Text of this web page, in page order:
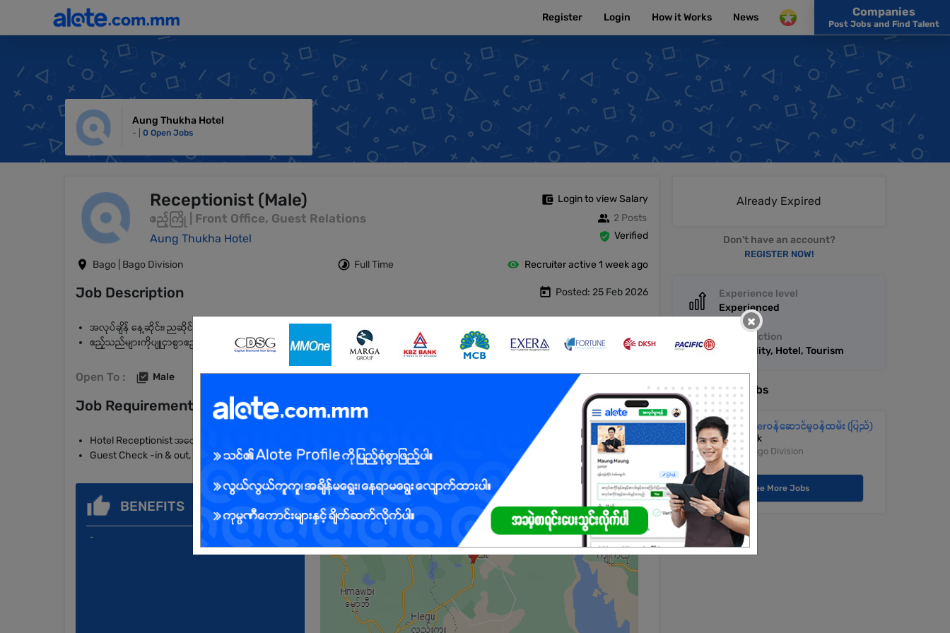
Register Login How it Works News Companies
Post Jobs and Find Talent
Aung Thukha Hotel
- | 0 Open Jobs
Receptionist (Male)
ဧည့်ကြို | Front Office, Guest Relations
Aung Thukha Hotel
Login to view Salary
2 Posts
Verified
Bago | Bago Division Full Time Recruiter active 1 week ago
Job Description Posted: 25 Feb 2026
အလုပ်ချိန် နေ့ဆိုင်း၊ ညဆိုင်းအလှည့်ကျဆင်းနိုင်ရမည်။
ဧည့်သည်များကိုပျူငှာစွာဧည်ကြိုပြုရမည်။
Open To : Male
Job Requirements
Hotel Receptionist အတွေ့အကြုံရှိသူဦးစားပေးမည်။
Guest Check -in & out, Reservation, Guest Complaints များကို အဆင်ပြေ‌စွာလုပ်ဆောင်နိုင်ရမည်။
BENEFITS
-
Already Expired
Don't have an account?
REGISTER NOW!
Experience level
Experienced
Job Function
Hospitality, Hotel, Tourism
More Similar Jobs
Customerဝန်ဆောင်မှုဝန်ထမ်း (ပြည်)
KBZ Bank
Pyay | Bago Division
See More Jobs
×